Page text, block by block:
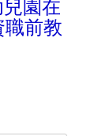
園在
前教